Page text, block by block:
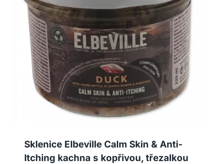
Sklenice Elbeville Calm Skin & Anti-
Itching kachna s kopřivou, třezalkou